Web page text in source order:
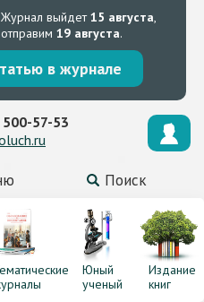
Журнал выйдет15 августа,
19 августа.
в журнале
Поиск
500-57-53
Юный
ученый
Издание
книг